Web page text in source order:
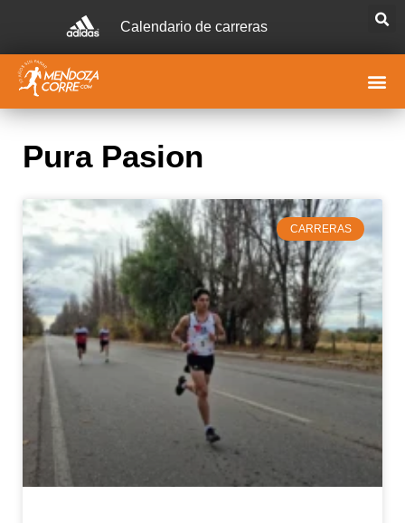
Calendario de carreras
Pura Pasion
CARRERAS